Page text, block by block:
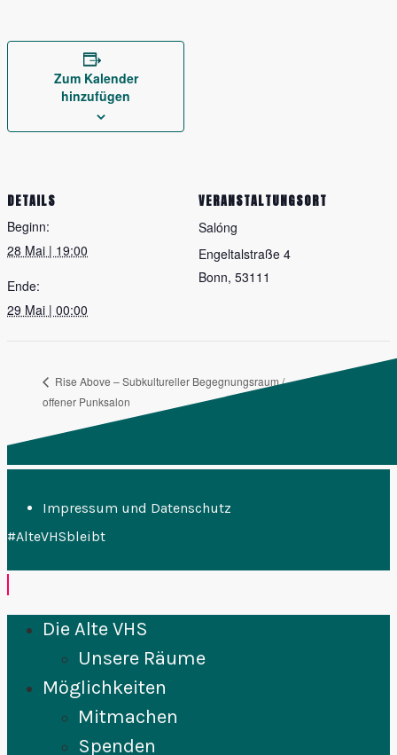
Zum Kalender
hinzufügen
DETAILS
Beginn:
28 Mai | 19:00
Ende:
29 Mai | 00:00
VERANSTALTUNGSORT
Salóng
Engeltalstraße 4
Bonn, 53111
Rise Above – Subkultureller Begegnungsraum /
offener Punksalon
Impressum und Datenschutz
#AlteVHSbleibt
Die Alte VHS
Unsere Räume
Möglichkeiten
Mitmachen
Spenden